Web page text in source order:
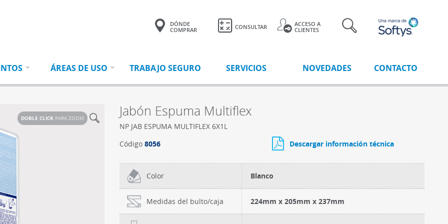
DÓNDE
COMPRAR
CONSULTAR
ACCESO A
CLIENTES
ÁREAS DE USO TRABAJO SEGURO SERVICIOS NOVEDADES CONTACTO
DOBLE CLICK PARA ZOOM Jabón Espuma Multiflex
NP JAB ESPUMA MULTIFLEX 6X1L
Código 8056 Descargar información técnica
Color Blanco
Medidas del bulto/caja 224mm x 205mm x 237mm